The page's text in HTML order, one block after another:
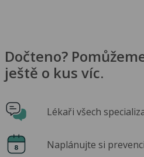
Dočteno?
ještě o kus víc.
Lékaři všech
Naplánujte si